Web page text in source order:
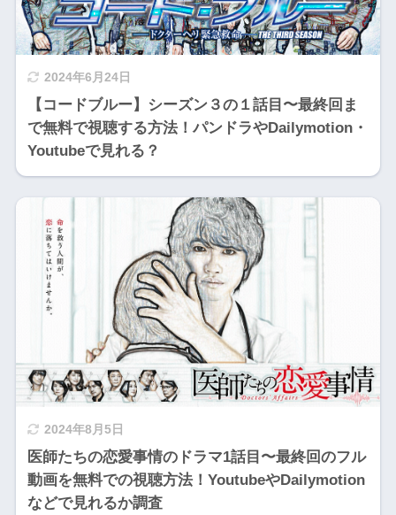
2024年6月24日
【コードブルー】シーズン３の１話目〜最終回ま
で無料で視聴する方法！パンドラやDailymotion・
Youtubeで見れる？
2024年8月5日
医師たちの恋愛事情のドラマ1話目〜最終回のフル
動画を無料での視聴方法！YoutubeやDailymotion
などで見れるか調査